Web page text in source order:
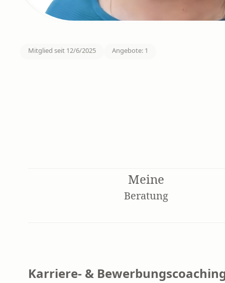
Mitglied seit 12/6/2025 Angebote: 1
Meine
Beratung
Karriere- &